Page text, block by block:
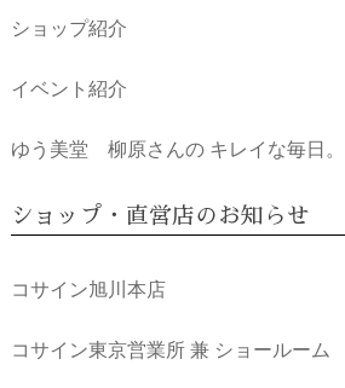
ショップ紹介
イベント紹介
ゆう美堂 柳原さんの キレイな毎日。
ショップ・直営店のお知らせ
コサイン旭川本店
コサイン東京営業所 兼 ショールーム